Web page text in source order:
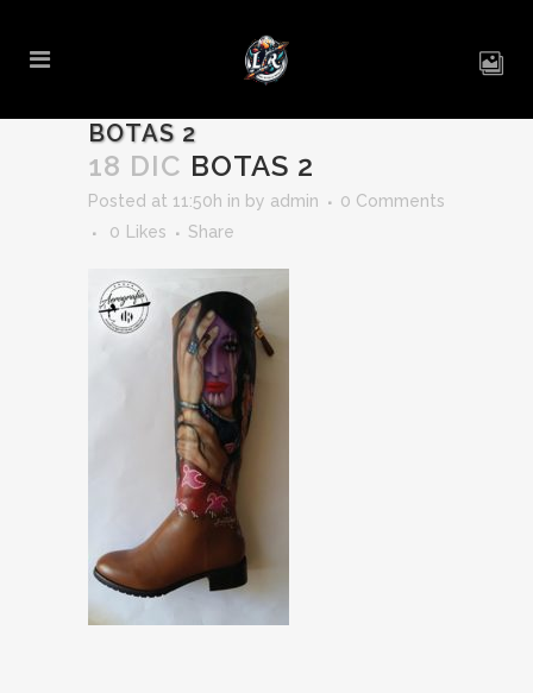
BOTAS 2
18 DIC BOTAS 2
Posted at 11:50h in by admin
0 Comments
0
Likes Share